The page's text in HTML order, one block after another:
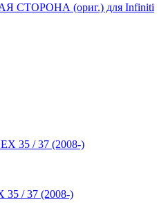
(ориг.) для Infiniti
/ 37 (2008-)